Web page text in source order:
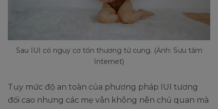
Sau IUI có nguy cơ tổn thương tử cung. (Ảnh: Sưu tầm
Internet)
Tuy mức độ an toàn của phương pháp IUI tương
đối cao nhưng các mẹ vẫn không nên chủ quan mà